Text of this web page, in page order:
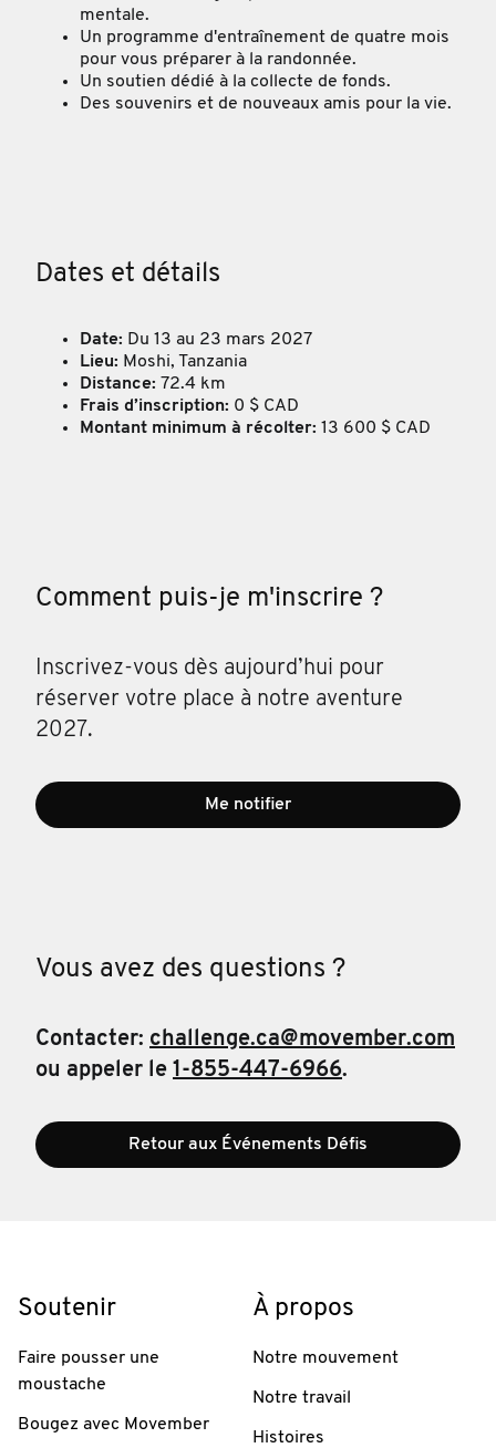
mentale.
Un programme d'entraînement de quatre mois
pour vous préparer à la randonnée.
Un soutien dédié à la collecte de fonds.
Des souvenirs et de nouveaux amis pour la vie.
Dates et détails
Date: Du 13 au 23 mars 2027
Lieu: Moshi, Tanzania
Distance: 72.4 km
Frais d’inscription: 0 $ CAD
Montant minimum à récolter: 13 600 $ CAD
Comment puis-je m'inscrire ?
Inscrivez-vous dès aujourd’hui pour
réserver votre place à notre aventure
2027.
Me notifier
Vous avez des questions ?
Contacter: challenge.ca@movember.com
ou appeler le 1-855-447-6966.
Retour aux Événements Défis
Soutenir
Faire pousser une
moustache
Bougez avec Movember
À propos
Notre mouvement
Notre travail
Histoires